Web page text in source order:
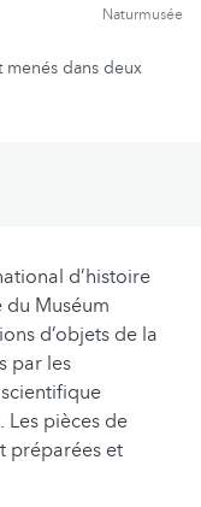
Naturmusée
dans deux
d’histoire
Muséum
d’objets de la
par les
Les pièces de
préparées et